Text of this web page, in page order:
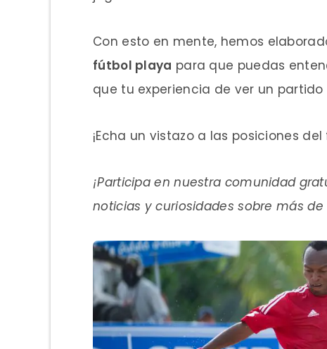
Con esto en mente, hemos
fútbol playa para que puedas
que tu experiencia de ver un
¡Echa un vistazo a las posiciones
¡Participa en nuestra comunidad
noticias y curiosidades sobre más